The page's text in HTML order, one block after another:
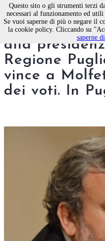
Primarie del
alla
Regione
vince a
dei voti. In
Questo sito o gli strumenti terzi
necessari al funzionamento ed
Se vuoi saperne di più o negare il
la cookie policy. Cliccando su
saperne